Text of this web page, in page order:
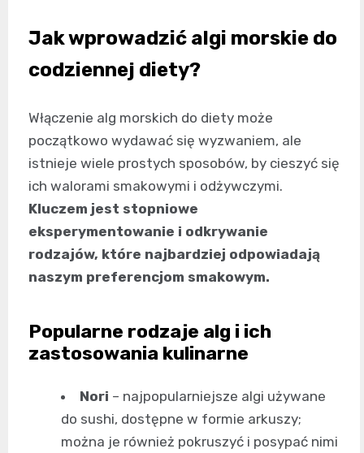
Jak wprowadzić algi morskie do
codziennej diety?
Włączenie alg morskich do diety może
początkowo wydawać się wyzwaniem, ale
istnieje wiele prostych sposobów, by cieszyć się
ich walorami smakowymi i odżywczymi.
Kluczem jest stopniowe
eksperymentowanie i odkrywanie
rodzajów, które najbardziej odpowiadają
naszym preferencjom smakowym.
Popularne rodzaje alg i ich
zastosowania kulinarne
Nori – najpopularniejsze algi używane
do sushi, dostępne w formie arkuszy;
można je również pokruszyć i posypać nimi